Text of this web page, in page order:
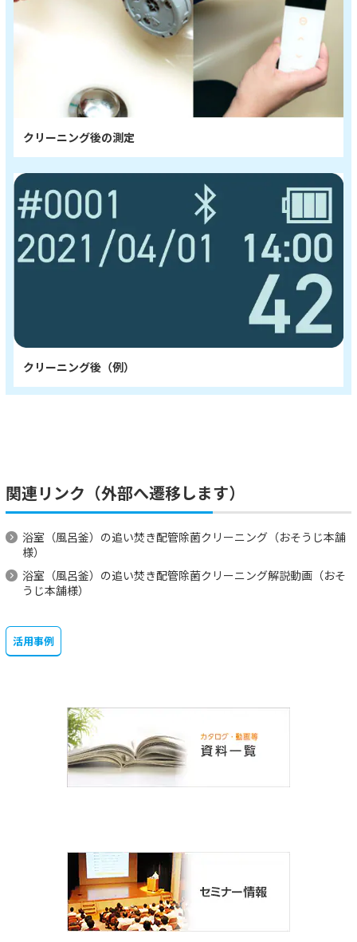
クリーニング後の測定
クリーニング後（例）
関連リンク（外部へ遷移します）
浴室（風呂釜）の追い焚き配管除菌クリーニング（おそうじ本舗
様）
浴室（風呂釜）の追い焚き配管除菌クリーニング解説動画（おそ
うじ本舗様）
活用事例